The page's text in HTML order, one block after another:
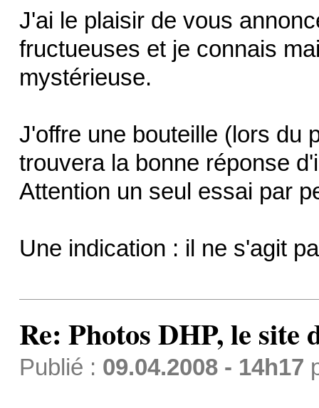
J'ai le plaisir de vous
fructueuses et je connais
mystérieuse.
J'offre une bouteille (lors du
trouvera la bonne réponse
Attention un seul essai par
Une indication : il ne s'agit
Re: Photos DHP, le site
Publié : 09.04.2008 - 14h17